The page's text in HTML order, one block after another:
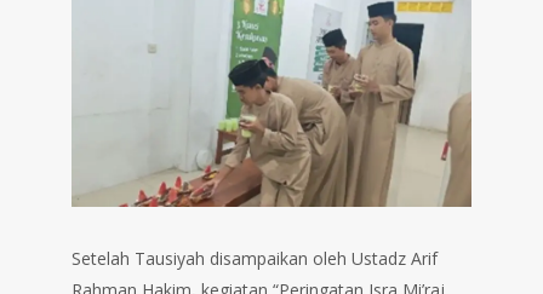
Setelah Tausiyah disampaikan oleh Ustadz Arif